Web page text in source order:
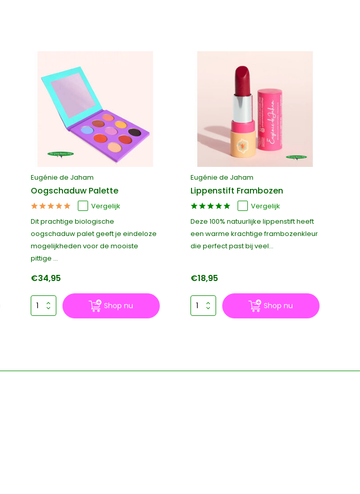
Eugénie de Jaham
Oogschaduw Palette
Vergelijk
Dit prachtige biologische
oogschaduw palet geeft je eindeloze
mogelijkheden voor de mooiste
pittige ...
€34,95
Shop nu
Eugénie de Jaham
Lippenstift Frambozen
Vergelijk
Deze 100% natuurlijke lippenstift heeft
een warme krachtige frambozenkleur
die perfect past bij veel...
€18,95
Shop nu